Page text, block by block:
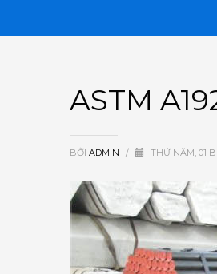
ASTM
BỞI ADMIN / THỨ NĂM, 01